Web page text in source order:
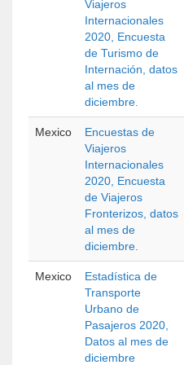
Viajeros
Internacionales
2020, Encuesta
de Turismo de
Internación, datos
al mes de
diciembre.
Mexico
Encuestas de
Viajeros
Internacionales
2020, Encuesta
de Viajeros
Fronterizos, datos
al mes de
diciembre.
Mexico
Estadística de
Transporte
Urbano de
Pasajeros 2020,
Datos al mes de
diciembre